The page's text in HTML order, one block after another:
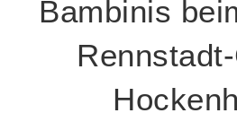
Bambinis